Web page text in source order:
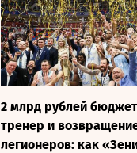
2 млрд рублей
тренер и
легионеров: как